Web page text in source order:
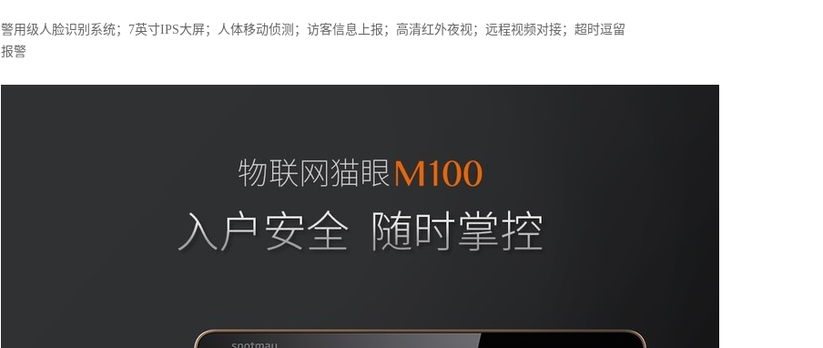
警用级人脸识别系统；7英寸IPS大屏；人体移动侦测；访客信息上报；高清红外夜视；远程视频对接；超时逗留
报警